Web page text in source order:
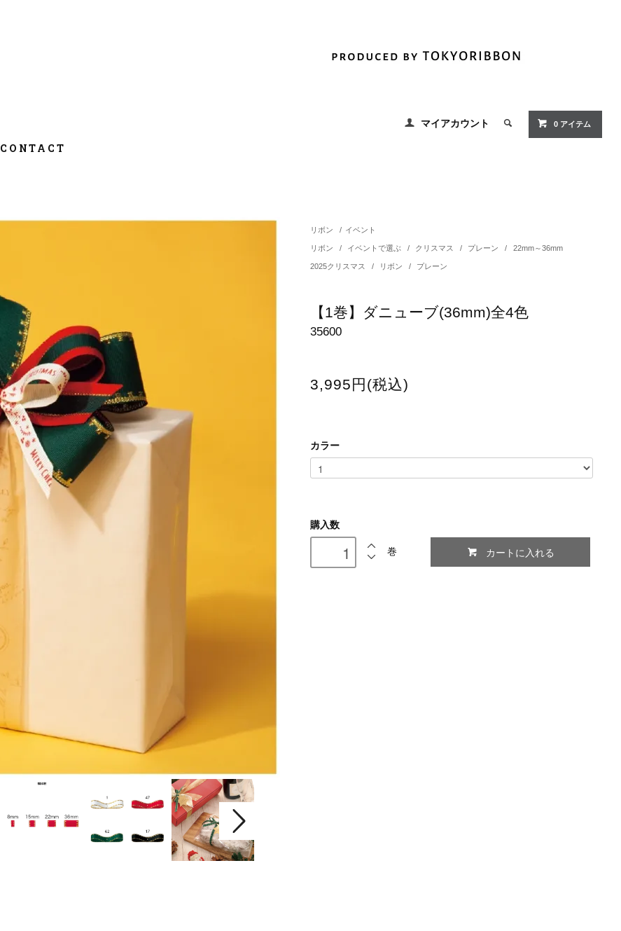
マイアカウント 0 アイテム
CONTACT
リボン / イベント
リボン / イベントで選ぶ / クリスマス / プレーン / 22mm～36mm
2025クリスマス / リボン / プレーン
【1巻】ダニューブ(36mm)全4色
35600
3,995円(税込)
カラー
購入数
巻 カートに入れる